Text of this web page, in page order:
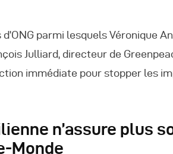
Rapports
COMIFAC
parmi lesquels Véronique
Julliard, directeur de
immédiate pour stopper les
n’assure plus
Monde